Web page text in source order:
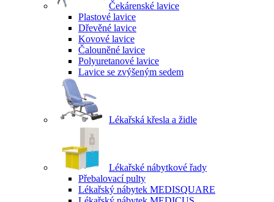
Čekárenské lavice
Plastové lavice
Dřevěné lavice
Kovové lavice
Čalouněné lavice
Polyuretanové lavice
Lavice se zvýšeným sedem
Lékařská křesla a židle
Lékařské nábytkové řady
Přebalovací pulty
Lékařský nábytek MEDISQUARE